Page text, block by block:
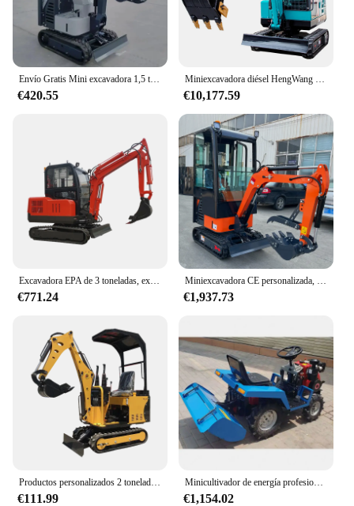
Envío Gratis Mini excavadora 1,5 toneladas EPA granja nueva excavadora sobre orugas motor Kubota excavadoras pequeñas 1 tonelada 2 toneladas máquina personalizada
€420.55
Miniexcavadora diésel HengWang de 3 toneladas, excavadora de 3 toneladas con excavadora de orugas de cabina, ensacadora agrícola para trabajos de jardín, personalizada de fábrica de China
€10,177.59
Excavadora EPA de 3 toneladas, excavadora de orugas con motor fiable, miniexcavadoras personalizadas para granja, a la venta
€771.24
Miniexcavadora CE personalizada, miniexcavadora de granjas con motor Kubota EPA Euro 5 de 2 toneladas, precios
€1,937.73
Productos personalizados 2 toneladas 3 toneladas 4 toneladas mini excavadora mini excavadora herramienta agrícola envío gratis
€111.99
Minicultivador de energía profesional, maquinaria agrícola, cultivador de suelo, alta calidad, gran oferta
€1,154.02